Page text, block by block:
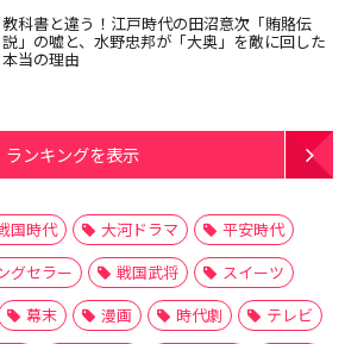
教科書と違う！江戸時代の田沼意次「賄賂伝
説」の嘘と、水野忠邦が「大奥」を敵に回した
本当の理由
ランキングを表示
国時代 大河ドラマ
平安時代
グセラー 戦国武将
スイーツ
幕末 漫画 時代劇
テレビ